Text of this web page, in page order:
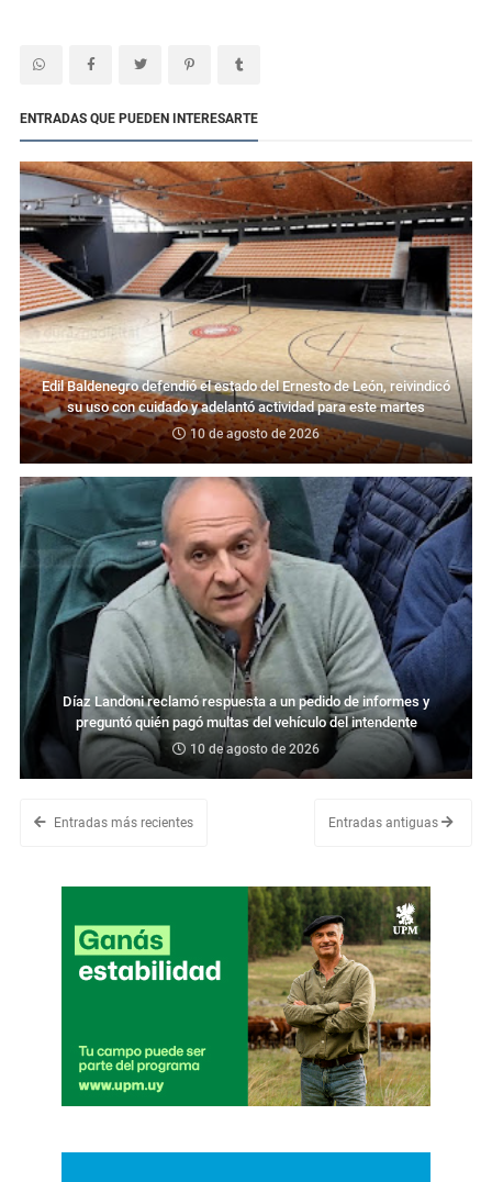
ENTRADAS QUE PUEDEN INTERESARTE
Edil Baldenegro defendió el estado del Ernesto de León, reivindicó
su uso con cuidado y adelantó actividad para este martes
10 de agosto de 2026
Díaz Landoni reclamó respuesta a un pedido de informes y
preguntó quién pagó multas del vehículo del intendente
10 de agosto de 2026
Entradas más recientes Entradas antiguas